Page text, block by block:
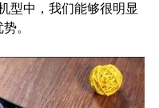
型中，我们能够很明显
。